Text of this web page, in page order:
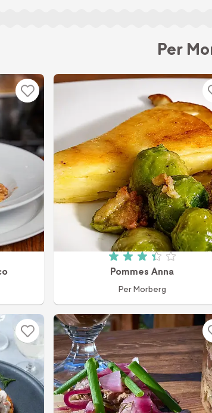
Per
5 (1859 röster) Betyg: 3.4 av 5
Pommes Anna
Per Morberg